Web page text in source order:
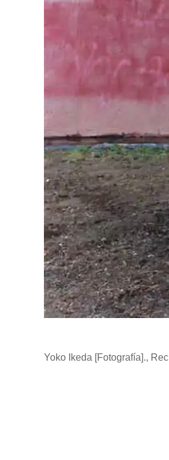
Yoko Ikeda [Fotografía].,